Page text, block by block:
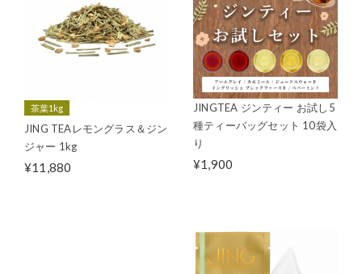
茶葉1kg
JING TEAレモングラス＆ジン
ジャー 1kg
¥11,880
JINGTEA ジンティー お試し5
種ティーバッグセット 10袋入
り
¥1,900